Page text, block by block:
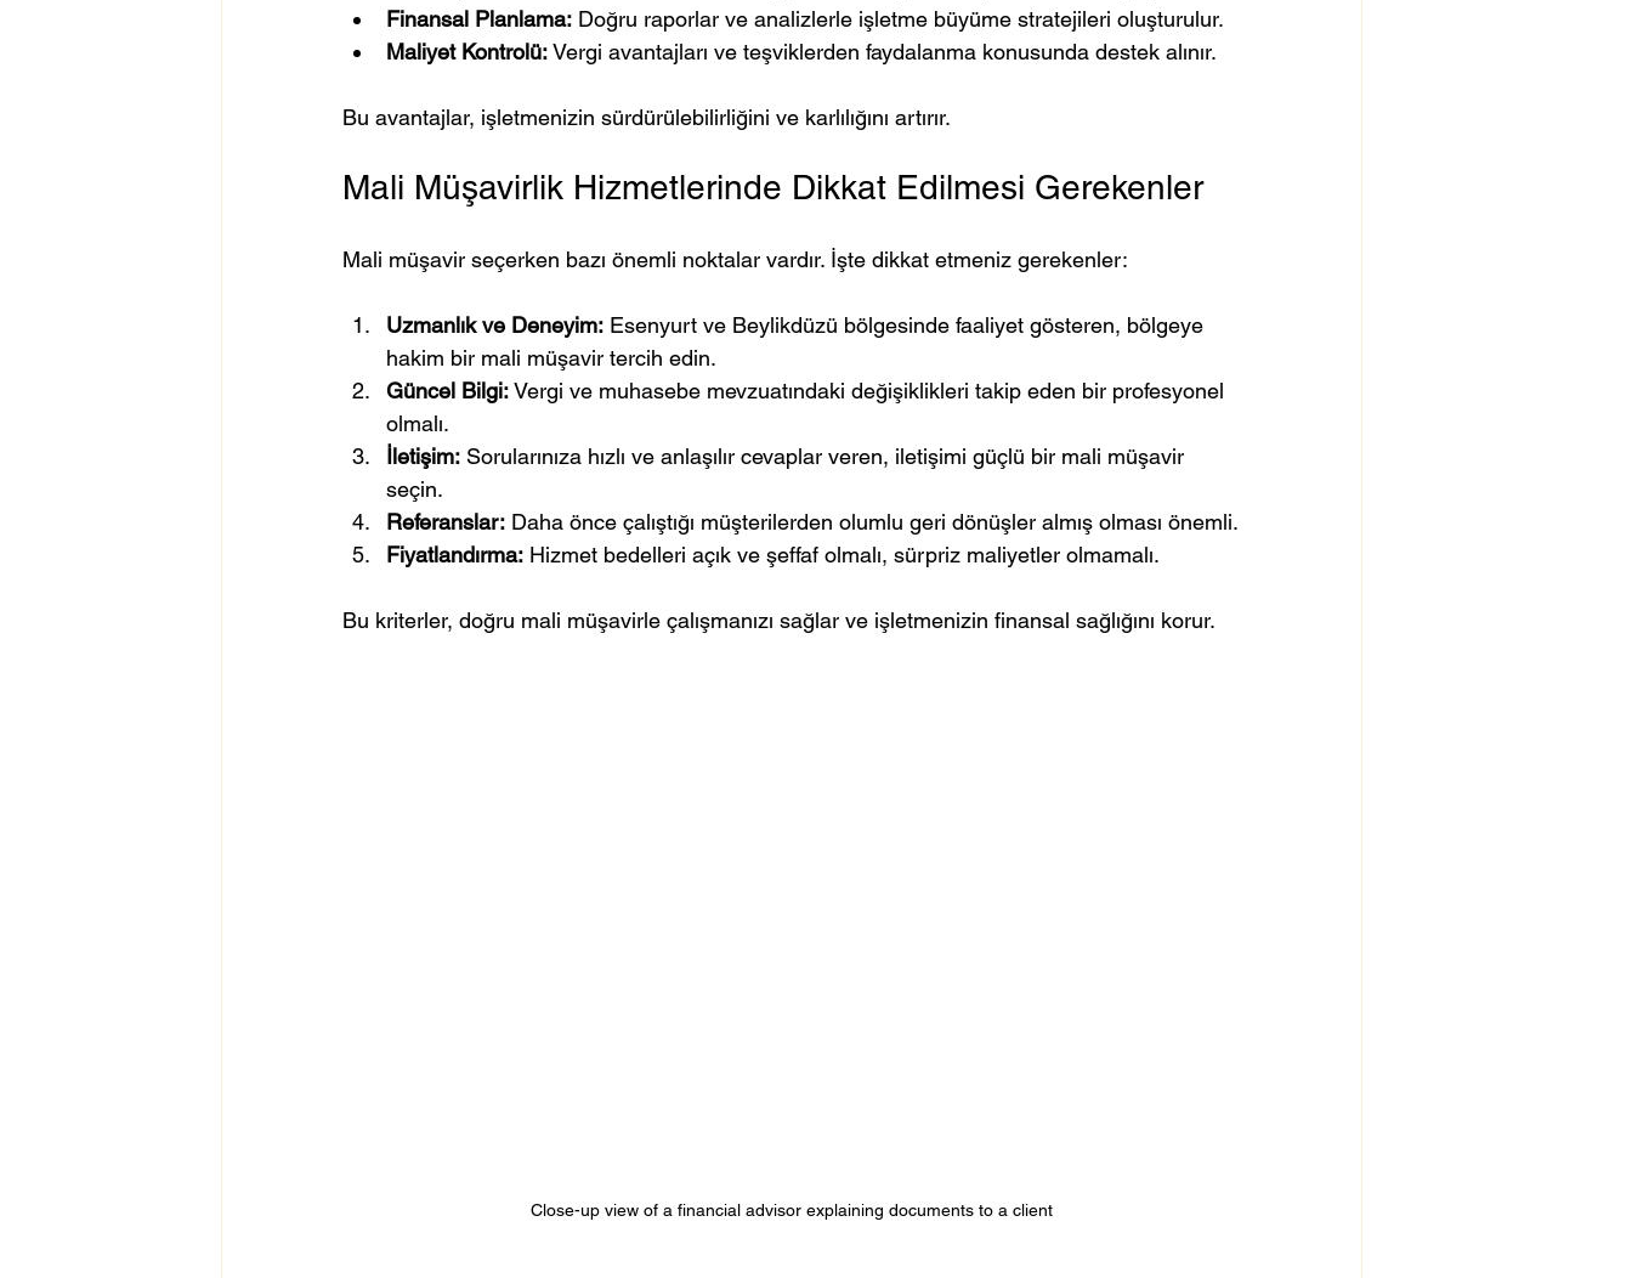
Finansal Planlama: Doğru raporlar ve analizlerle işletme büyüme stratejileri oluşturulur.
Maliyet Kontrolü: Vergi avantajları ve teşviklerden faydalanma konusunda destek alınır.
Bu avantajlar, işletmenizin sürdürülebilirliğini ve karlılığını artırır.
Mali Müşavirlik Hizmetlerinde Dikkat Edilmesi Gerekenler
Mali müşavir seçerken bazı önemli noktalar vardır. İşte dikkat etmeniz gerekenler:
Uzmanlık ve Deneyim: Esenyurt ve Beylikdüzü bölgesinde faaliyet gösteren, bölgeye
hakim bir mali müşavir tercih edin.
Güncel Bilgi: Vergi ve muhasebe mevzuatındaki değişiklikleri takip eden bir profesyonel
olmalı.
İletişim: Sorularınıza hızlı ve anlaşılır cevaplar veren, iletişimi güçlü bir mali müşavir
seçin.
Referanslar: Daha önce çalıştığı müşterilerden olumlu geri dönüşler almış olması önemli.
Fiyatlandırma: Hizmet bedelleri açık ve şeffaf olmalı, sürpriz maliyetler olmamalı.
Bu kriterler, doğru mali müşavirle çalışmanızı sağlar ve işletmenizin finansal sağlığını korur.
Close-up view of a financial advisor explaining documents to a client